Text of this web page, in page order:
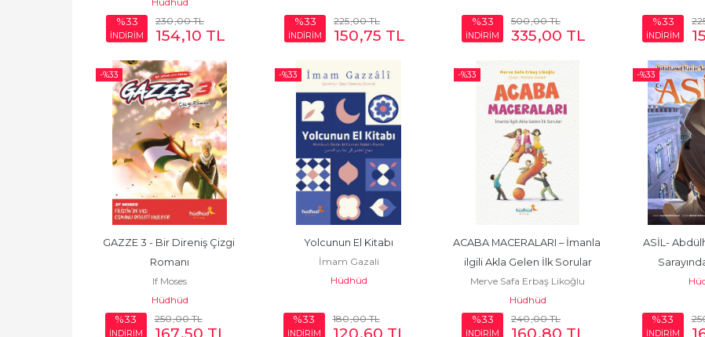
%33
İNDİRİM
230,00TL
154,10 TL
%33
İNDİRİM
225,00TL
150,75 TL
%33
İNDİRİM
500,00TL
335,00 TL
%33
İNDİRİM
-%33
GAZZE 3 - Bir Direniş Çizgi
Romanı
If Moses
Hüdhüd
%33
İNDİRİM
250,00TL
167,50 TL
-%33
Yolcunun El Kitabı
İmam Gazali
Hüdhüd
%33
İNDİRİM
180,00TL
120,60 TL
-%33
ACABA MACERALARI – İmanla
ilgili Akla Gelen İlk Sorular
Merve Safa Erbaş Likoğlu
Hüdhüd
%33
İNDİRİM
240,00TL
160,80 TL
-%33
ASİL-
%33
İNDİRİM